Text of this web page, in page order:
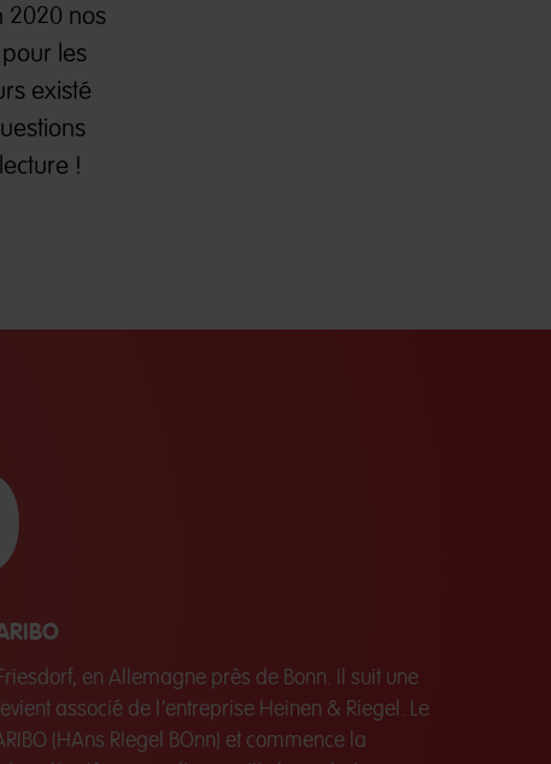
2020 nos
les
existé
!
en Allemagne près de Bonn. Il suit une
associé de l’entreprise Heinen & Riegel. Le
(HAns RIegel BOnn) et commence la